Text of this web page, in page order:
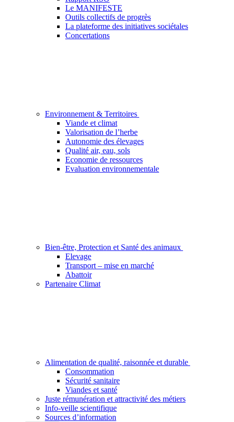
Le MANIFESTE
Outils collectifs de progrès
La plateforme des initiatives sociétales
Concertations
Environnement & Territoires
Viande et climat
Valorisation de l’herbe
Autonomie des élevages
Qualité air, eau, sols
Economie de ressources
Evaluation environnementale
Bien-être, Protection et Santé des animaux
Elevage
Transport – mise en marché
Abattoir
Partenaire Climat
Alimentation de qualité, raisonnée et durable
Consommation
Sécurité sanitaire
Viandes et santé
Juste rémunération et attractivité des métiers
Info-veille scientifique
Sources d’information